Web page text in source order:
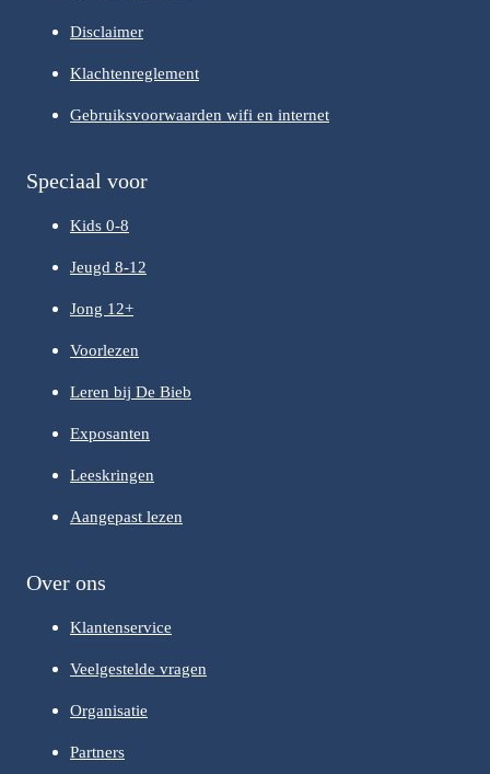
Disclaimer
Klachtenreglement
Gebruiksvoorwaarden wifi en internet
Speciaal voor
Kids 0-8
Jeugd 8-12
Jong 12+
Voorlezen
Leren bij De Bieb
Exposanten
Leeskringen
Aangepast lezen
Over ons
Klantenservice
Veelgestelde vragen
Organisatie
Partners